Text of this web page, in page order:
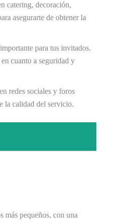
catering, decoración,
asegurarte de obtener la
para tus invitados.
cuanto a seguridad y
redes sociales y foros
la calidad del servicio.
más pequeños, con una